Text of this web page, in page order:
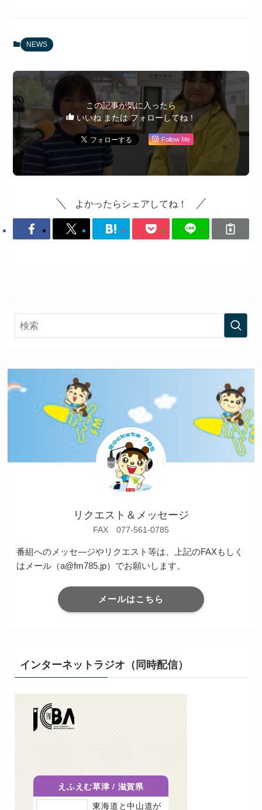
NEWS
この記事が気に入ったら
いいね または フォローしてね！
Follow Me
よかったらシェアしてね！
リクエスト＆メッセージ
FAX 077-561-0785
番組へのメッセ―ジやリクエスト等は、上記のFAXもしく
はメール（a@fm785.jp）でお願いします。
メールはこちら
インターネットラジオ（同時配信）